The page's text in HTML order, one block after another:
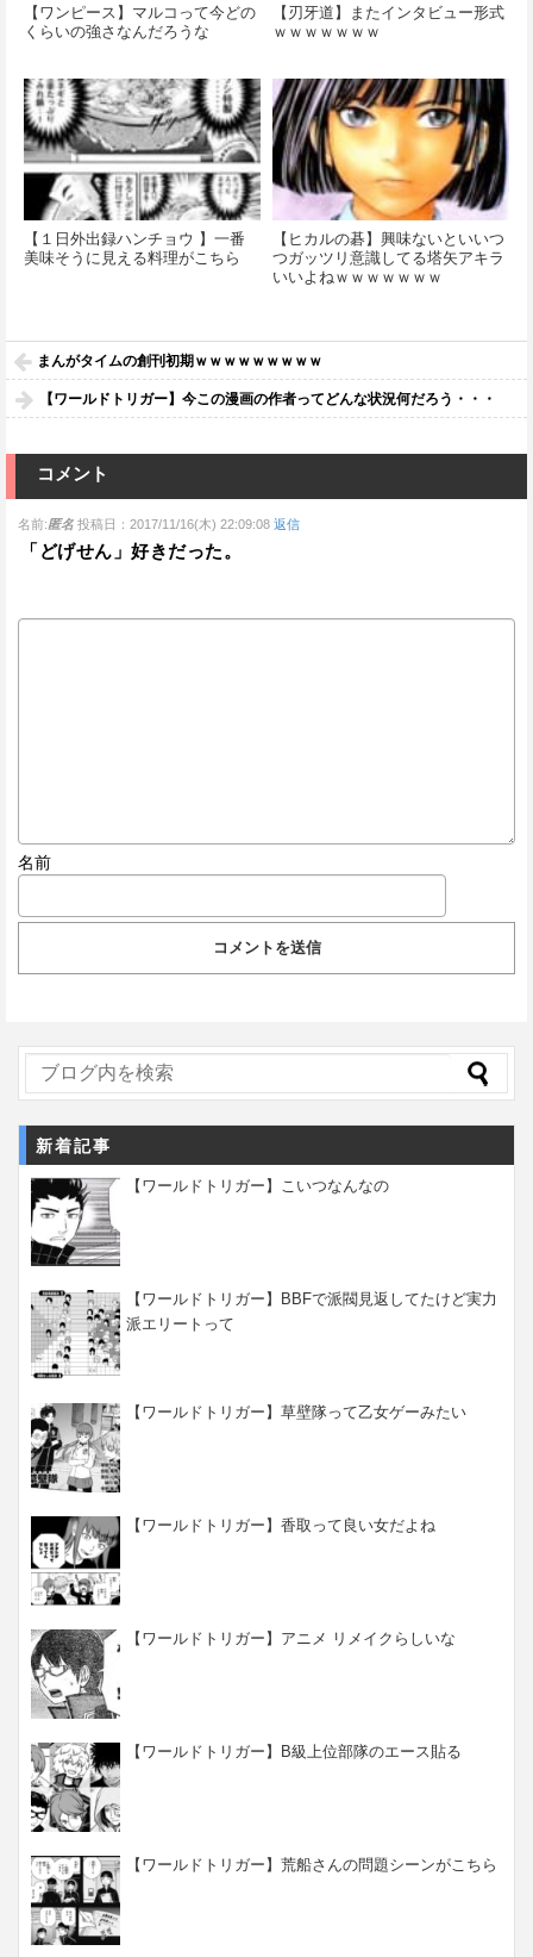
【ワンピース】マルコって今どの
くらいの強さなんだろうな
【刃牙道】またインタビュー形式
ｗｗｗｗｗｗｗ
【１日外出録ハンチョウ 】一番
美味そうに見える料理がこちら
【ヒカルの碁】興味ないといいつ
つガッツリ意識してる塔矢アキラ
いいよねｗｗｗｗｗｗｗ
まんがタイムの創刊初期ｗｗｗｗｗｗｗｗｗ
【ワールドトリガー】今この漫画の作者ってどんな状況何だろう・・・
コメント
名前:匿名 投稿日：2017/11/16(木) 22:09:08 返信
「どげせん」好きだった。
名前
新着記事
【ワールドトリガー】こいつなんなの
【ワールドトリガー】BBFで派閥見返してたけど実力
派エリートって
【ワールドトリガー】草壁隊って乙女ゲーみたい
【ワールドトリガー】香取って良い女だよね
【ワールドトリガー】アニメ リメイクらしいな
【ワールドトリガー】B級上位部隊のエース貼る
【ワールドトリガー】荒船さんの問題シーンがこちら